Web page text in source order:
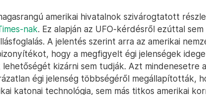
amerikai hivatalnok szivárogtatott
nak. Ez alapján az UFO-kérdésről ezúttal
A jelentés szerint arra az amerikai
hogy a megfigyelt égi jelenségek
lehetőségét kizárni sem tudják. Azt mindenesetre
égi jelenség többségéről megállapították,
katonai technológia, sem más titkos amerikai